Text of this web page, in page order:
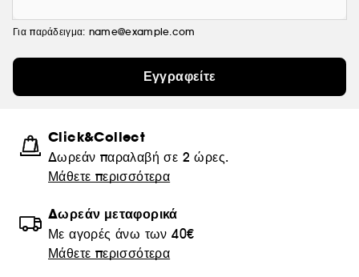
Για παράδειγμα: name@example.com
Εγγραφείτε
Click&Collect
Δωρεάν παραλαβή σε 2 ώρες.
Μάθετε περισσότερα
Δωρεάν μεταφορικά
Με αγορές άνω των 40€
Μάθετε περισσότερα